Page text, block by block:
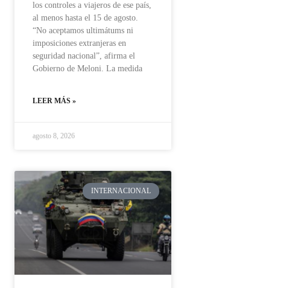
los controles a viajeros de ese país,
al menos hasta el 15 de agosto.
“No aceptamos ultimátums ni
imposiciones extranjeras en
seguridad nacional”, afirma el
Gobierno de Meloni. La medida
LEER MÁS »
agosto 8, 2026
INTERNACIONAL